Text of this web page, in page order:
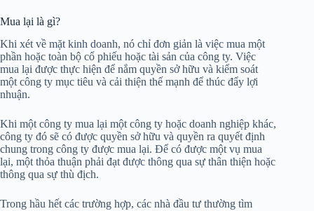
Mua lại là gì?
Khi xét về mặt kinh doanh, nó chỉ đơn giản là việc mua một
phần hoặc toàn bộ cổ phiếu hoặc tài sản của công ty. Việc
mua lại được thực hiện để nắm quyền sở hữu và kiểm soát
một công ty mục tiêu và cải thiện thế mạnh để thúc đẩy lợi
nhuận.
Khi một công ty mua lại một công ty hoặc doanh nghiệp khác,
công ty đó sẽ có được quyền sở hữu và quyền ra quyết định
chung trong công ty được mua lại. Để có được một vụ mua
lại, một thỏa thuận phải đạt được thông qua sự thân thiện hoặc
thông qua sự thù địch.
Trong hầu hết các trường hợp, các nhà đầu tư thường tìm